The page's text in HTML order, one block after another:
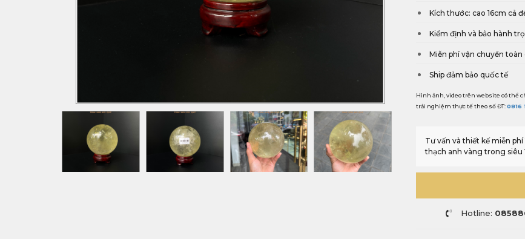
Kích thước: cao 16cm cả
Kiểm định và bảo hành
Miễn phí vận chuyển toàn
Ship đảm bảo quốc tế
Hình ảnh, video trên website có thể
trải nghiệm thực tế theo số ĐT:0816
Tư vấn và thiết kế miễn
thạch anh vàng trong siêu
Hotline: